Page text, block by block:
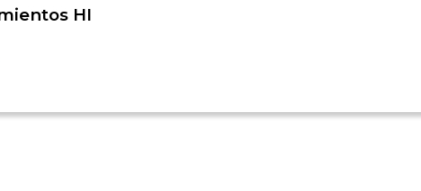
HI